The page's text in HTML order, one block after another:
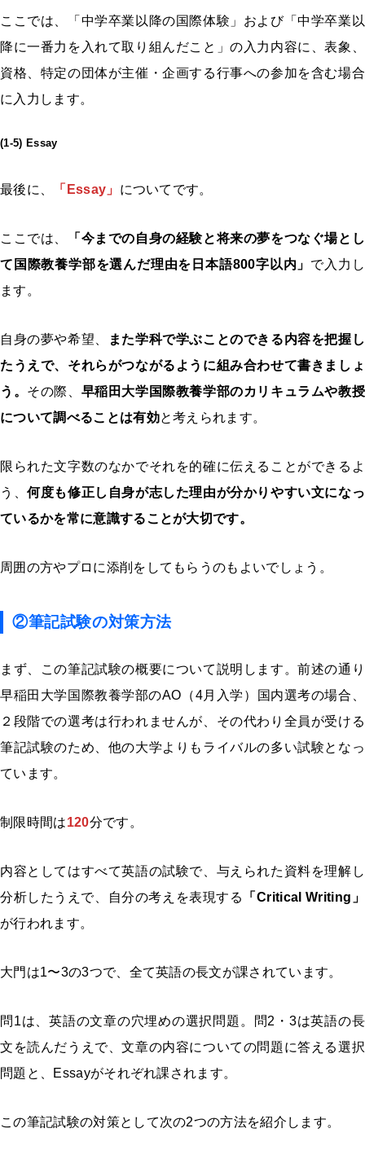
ここでは、「中学卒業以降の国際体験」および「中学卒業以
降に一番力を入れて取り組んだこと」の入力内容に、表象、
資格、特定の団体が主催・企画する行事への参加を含む場合
に入力します。
(1-5) Essay
最後に、 「Essay」 についてです。
ここでは、
「今までの自身の経験と将来の夢をつなぐ場とし
て国際教養学部を選んだ理由を日本語800字以内」 で入力し
ます。
自身の夢や希望、
また学科で学ぶことのできる内容を把握し
たうえで、それらがつながるように組み合わせて書きましょ
う。 その際、 早稲田大学国際教養学部のカリキュラムや教授
について調べることは有効と考えられます。
限られた文字数のなかでそれを的確に伝えることができるよ
う、何度も修正し自身が志した理由が分かりやすい文になっ
ているかを常に意識することが大切です。
周囲の方やプロに添削をしてもらうのもよいでしょう。
②筆記試験の対策方法
まず、この筆記試験の概要について説明します。前述の通り
早稲田大学国際教養学部のAO（4月入学）国内選考の場合、
２段階での選考は行われませんが、その代わり全員が受ける
筆記試験のため、他の大学よりもライバルの多い試験となっ
ています。
制限時間は120分です。
内容としてはすべて英語の試験で、与えられた資料を理解し
分析したうえで、自分の考えを表現する
「Critical Writing」
が行われます。
大門は1〜3の3つで、全て英語の長文が課されています。
問1は、英語の文章の穴埋めの選択問題。問2・3は英語の長
文を読んだうえで、文章の内容についての問題に答える選択
問題と、Essayがそれぞれ課されます。
この筆記試験の対策として次の2つの方法を紹介します。